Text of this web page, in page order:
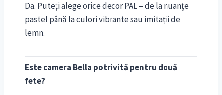
Da. Puteți alege orice decor PAL – de la nuanțe
pastel până la culori vibrante sau imitații de
lemn.
Este camera Bella potrivită pentru două
fete?